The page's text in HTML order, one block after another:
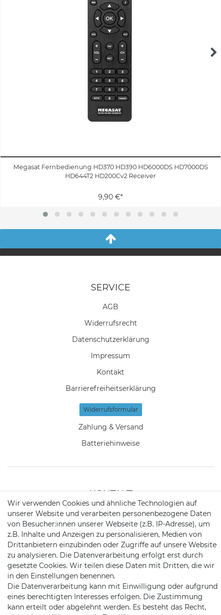
Megasat Fernbedienung HD370 HD390 HD6000DS HD7000DS
HD644T2 HD200Cv2 Receiver
9,90 €*
SERVICE
AGB
Widerrufs­recht
Daten­schutz­erklärung
Impressum
Kontakt
Barrierefreiheitserklärung
Widerrufs­formular
Zahlung & Versand
Batteriehinweise
KONTAKT
Telefon:09721 / 9453362
Mail:info@satshopping.de
Kopenhagenstr. 4
97424 Schweinfurt
Wir verwenden Cookies und ähnliche Technologien auf
unserer Website und verarbeiten personenbezogene Daten
von Besucher:innen unserer Webseite (z.B. IP-Adresse), um
z.B. Inhalte und Anzeigen zu personalisieren, Medien von
Drittanbietern einzubinden oder Zugriffe auf unsere Website
zu analysieren. Die Datenverarbeitung erfolgt erst durch
gesetzte Cookies. Wir teilen diese Daten mit Dritten, die wir
in den Einstellungen benennen.
Die Datenverarbeitung kann mit Einwilligung oder aufgrund
eines berechtigten Interesses erfolgen. Die Zustimmung
kann erteilt oder abgelehnt werden. Es besteht das Recht,